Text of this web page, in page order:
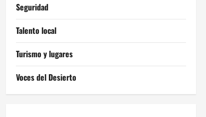
Seguridad
Talento local
Turismo y lugares
Voces del Desierto